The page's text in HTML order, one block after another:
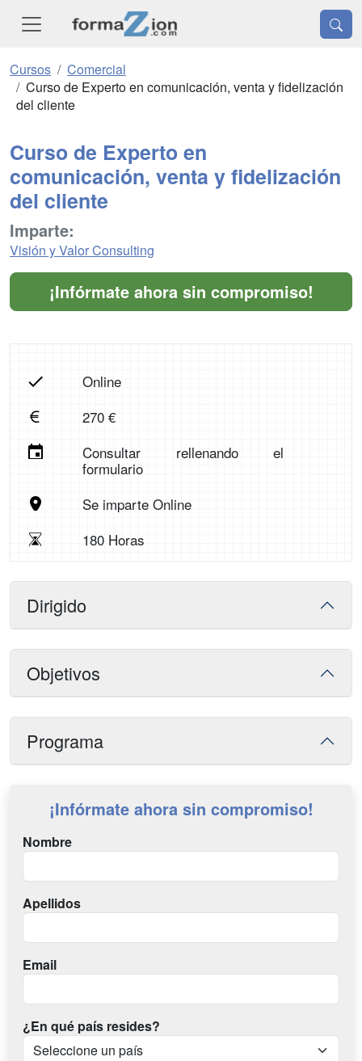
Cursos
Comercial
Curso de Experto en comunicación, venta y fidelización
del cliente
Curso de Experto en
comunicación, venta y fidelización
del cliente
Imparte:
Visión y Valor Consulting
¡Infórmate ahora sin compromiso!
Online
270 €
Consultar rellenando el
formulario
Se imparte Online
180 Horas
Dirigido
Objetivos
Programa
¡Infórmate ahora sin compromiso!
Nombre
Apellidos
Email
¿En qué país resides?